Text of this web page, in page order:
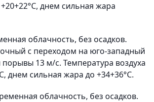
днем сильная жара
облачность, без осадков.
с переходом на юго-западный
13 м/с. Температура воздуха
днем сильная жара до +34+36°C.
облачность, без осадков.